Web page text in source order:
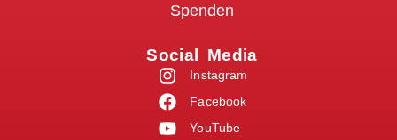
Spenden
Social Media
Instagram
Facebook
YouTube